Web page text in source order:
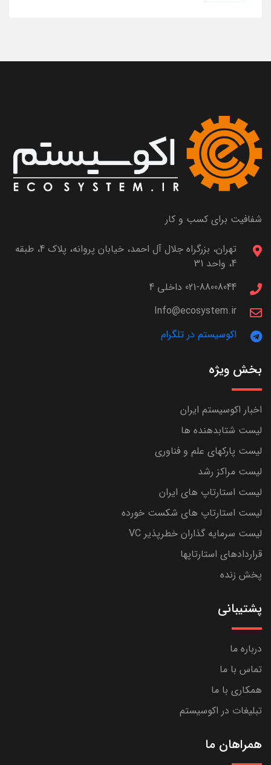
شفافیت برای کسب و کار
تهران، بزرگراه جلال آل احمد، خیابان پروانه، پلاک 4، طبقه
4، واحد 31
021-88008044 داخلی 4
Info@ecosystem.ir
اکوسیستم در تلگرام
بخش ویژه
اخبار اکوسیستم ایران
لیست شتابدهنده ها
لیست پارکهای علم و فناوری
لیست مراکز رشد
لیست استارتاپ های ایران
لیست استارتاپ های شکست خورده
لیست سرمایه گذاران خطرپذیر VC
قراردادهای استارتاپها
پخش زنده
پشتیبانی
درباره ما
تماس با ما
همکاری با ما
تبلیغات در اکوسیستم
همراهان ما